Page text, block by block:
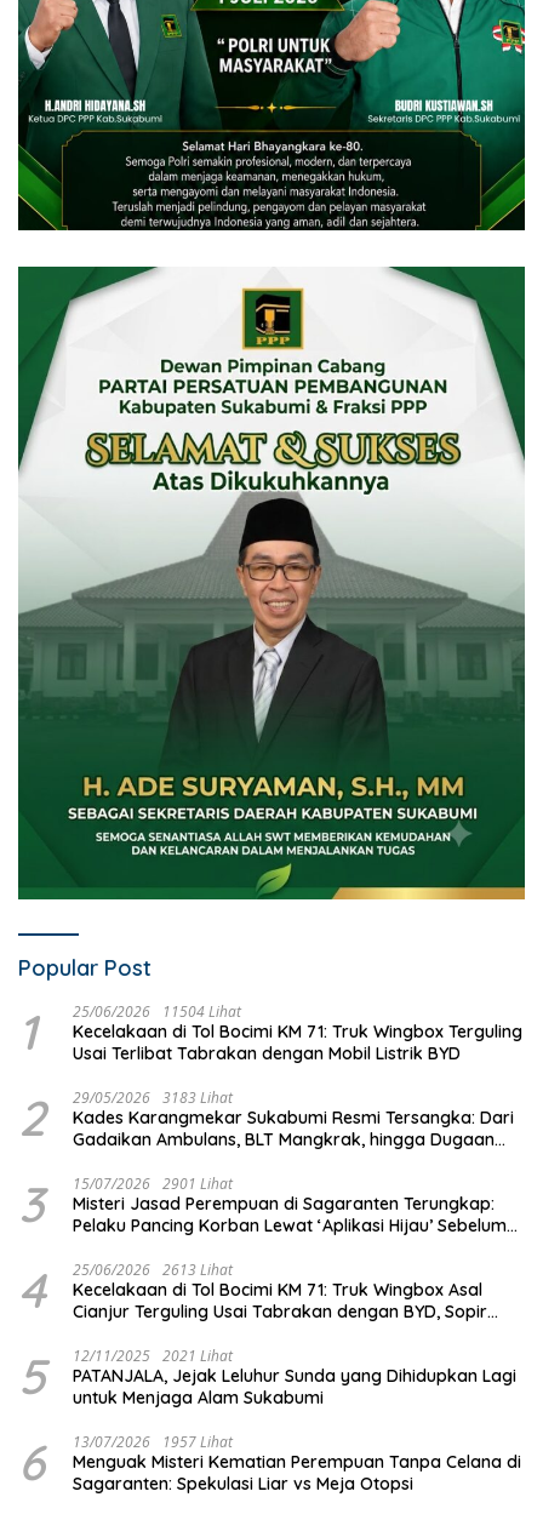
Popular Post
1 25/06/2026 11504 Lihat
Kecelakaan di Tol Bocimi KM 71: Truk Wingbox Terguling
Usai Terlibat Tabrakan dengan Mobil Listrik BYD
2 29/05/2026 3183 Lihat
Kades Karangmekar Sukabumi Resmi Tersangka: Dari
Gadaikan Ambulans, BLT Mangkrak, hingga Dugaan
3 15/07/2026 2901 Lihat
Misteri Jasad Perempuan di Sagaranten Terungkap:
Pelaku Pancing Korban Lewat ‘Aplikasi Hijau’ Sebelum
4 25/06/2026 2613 Lihat
Kecelakaan di Tol Bocimi KM 71: Truk Wingbox Asal
Cianjur Terguling Usai Tabrakan dengan BYD, Sopir
5 12/11/2025 2021 Lihat
PATANJALA, Jejak Leluhur Sunda yang Dihidupkan Lagi
untuk Menjaga Alam Sukabumi
6 13/07/2026 1957 Lihat
Menguak Misteri Kematian Perempuan Tanpa Celana di
Sagaranten: Spekulasi Liar vs Meja Otopsi